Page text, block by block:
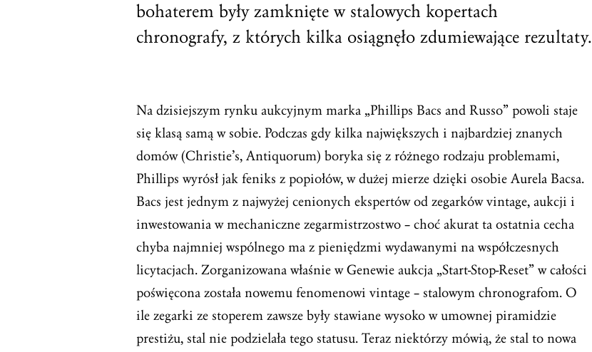
bohaterem były zamknięte w stalowych kopertach
chronografy, z których kilka osiągnęło zdumiewające rezultaty.
Na dzisiejszym rynku aukcyjnym marka „Phillips Bacs and Russo” powoli staje
się klasą samą w sobie. Podczas gdy kilka największych i najbardziej znanych
domów (Christie’s, Antiquorum) boryka się z różnego rodzaju problemami,
Phillips wyrósł jak feniks z popiołów, w dużej mierze dzięki osobie Aurela Bacsa.
Bacs jest jednym z najwyżej cenionych ekspertów od zegarków vintage, aukcji i
inwestowania w mechaniczne zegarmistrzostwo – choć akurat ta ostatnia cecha
chyba najmniej wspólnego ma z pieniędzmi wydawanymi na współczesnych
licytacjach. Zorganizowana właśnie w Genewie aukcja „Start-Stop-Reset” w całości
poświęcona została nowemu fenomenowi vintage – stalowym chronografom. O
ile zegarki ze stoperem zawsze były stawiane wysoko w umownej piramidzie
prestiżu, stal nie podzielała tego statusu. Teraz niektórzy mówią, że stal to nowa